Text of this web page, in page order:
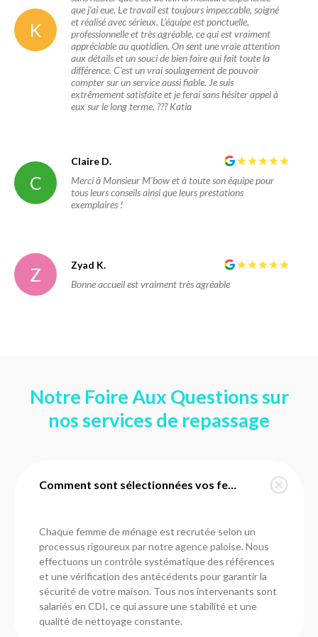
K
que j’ai eue. Le travail est toujours impeccable, soigné
et réalisé avec sérieux. L’équipe est ponctuelle,
professionnelle et très agréable, ce qui est vraiment
appréciable au quotidien. On sent une vraie attention
aux détails et un souci de bien faire qui fait toute la
différence. C’est un vrai soulagement de pouvoir
compter sur un service aussi fiable. Je suis
extrêmement satisfaite et je ferai sans hésiter appel à
eux sur le long terme. ??? Katia
C
Claire D.
Merci à Monsieur M'bow et à toute son équipe pour
tous leurs conseils ainsi que leurs prestations
exemplaires !
Z
Zyad K.
Bonne accueil est vraiment très agréable
Notre Foire Aux Questions sur
nos services de repassage
Comment sont sélectionnées vos femmes de ménage à Pau ?
Chaque femme de ménage est recrutée selon un
processus rigoureux par notre agence paloise. Nous
effectuons un contrôle systématique des références
et une vérification des antécédents pour garantir la
sécurité de votre maison. Tous nos intervenants sont
salariés en CDI, ce qui assure une stabilité et une
qualité de nettoyage constante.